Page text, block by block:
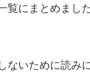
覧にまとめまし
ないために読み